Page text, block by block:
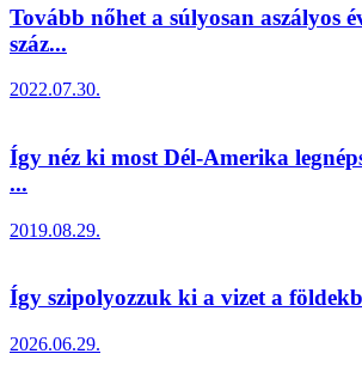
Tovább nőhet a súlyosan aszályos
száz...
2022.07.30.
Így néz ki most Dél-Amerika
...
2019.08.29.
Így szipolyozzuk ki a vizet a
2026.06.29.